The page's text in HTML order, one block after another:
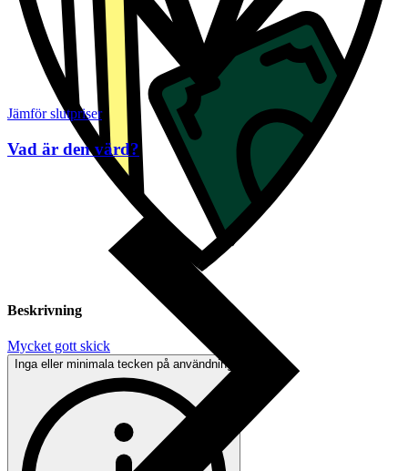
Beskrivning
Mycket gott skick
Inga eller minimala tecken på användning
Jämför slutpriser
Vad är den värd?